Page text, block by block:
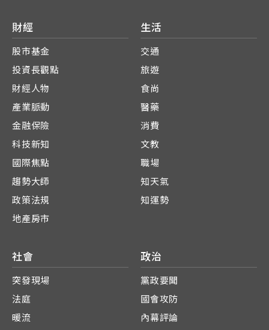
財經
股市基金
投資長觀點
財經人物
產業脈動
金融保險
科技新知
國際焦點
趨勢大師
政策法規
地產房市
生活
交通
旅遊
食尚
醫藥
消費
文教
職場
知天氣
知運勢
社會
突發現場
法庭
暖流
政治
黨政要聞
國會攻防
內幕評論